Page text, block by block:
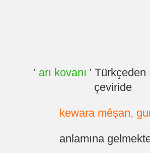
' arı kovanı ' Türkçeden
çeviride
kewara mêşan,
anlamına